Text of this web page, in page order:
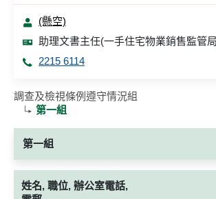
(懸空)
助理文書主任(一手住宅物業銷售監管
2215 6114
調查及檢視條例遵守情況組
第一組
第一組
姓名, 職位, 辦公室電話,